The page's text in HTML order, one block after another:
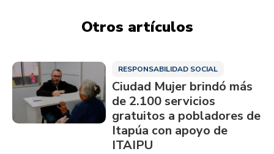
Otros artículos
RESPONSABILIDAD SOCIAL
Ciudad Mujer brindó más
de 2.100 servicios
gratuitos a pobladores de
Itapúa con apoyo de
ITAIPU